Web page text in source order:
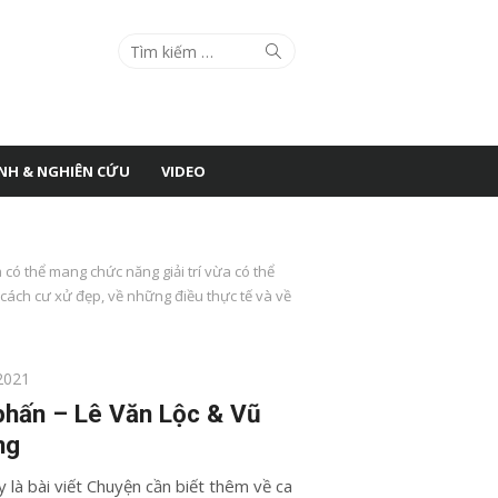
Search
Search
& NGHIÊN CỨU VIDEO
thể mang chức năng giải trí vừa có thể
cư xử đẹp, về những điều thực tế và về
– Lê Văn Lộc & Vũ
là bài viết Chuyện cần biết thêm về ca